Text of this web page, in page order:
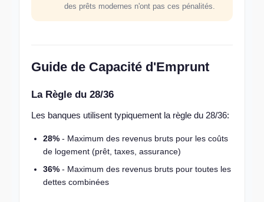
des prêts modernes n'ont pas ces pénalités.
Guide de Capacité d'Emprunt
La Règle du 28/36
Les banques utilisent typiquement la règle du 28/36:
28% - Maximum des revenus bruts pour les coûts
de logement (prêt, taxes, assurance)
36% - Maximum des revenus bruts pour toutes les
dettes combinées